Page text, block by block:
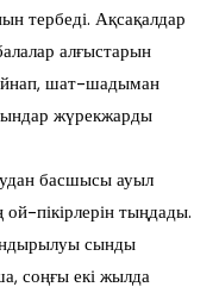
тербеді. Ақсақалдар
алғыстарын
шат-шадыман
жүрекжарды
басшысы ауыл
пікірлерін тыңдады.
сынды
соңғы екі жылда